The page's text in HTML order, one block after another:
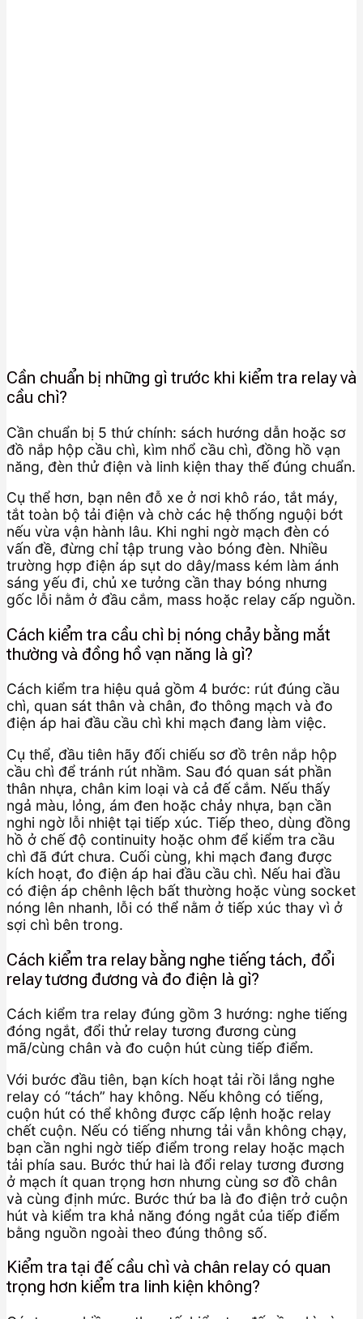
Cần chuẩn bị những gì trước khi kiểm tra relay và
cầu chì?
Cần chuẩn bị 5 thứ chính: sách hướng dẫn hoặc sơ
đồ nắp hộp cầu chì, kìm nhổ cầu chì, đồng hồ vạn
năng, đèn thử điện và linh kiện thay thế đúng chuẩn.
Cụ thể hơn, bạn nên đỗ xe ở nơi khô ráo, tắt máy,
tắt toàn bộ tải điện và chờ các hệ thống nguội bớt
nếu vừa vận hành lâu. Khi nghi ngờ mạch đèn có
vấn đề, đừng chỉ tập trung vào bóng đèn. Nhiều
trường hợp điện áp sụt do dây/mass kém làm ánh
sáng yếu đi, chủ xe tưởng cần thay bóng nhưng
gốc lỗi nằm ở đầu cắm, mass hoặc relay cấp nguồn.
Cách kiểm tra cầu chì bị nóng chảy bằng mắt
thường và đồng hồ vạn năng là gì?
Cách kiểm tra hiệu quả gồm 4 bước: rút đúng cầu
chì, quan sát thân và chân, đo thông mạch và đo
điện áp hai đầu cầu chì khi mạch đang làm việc.
Cụ thể, đầu tiên hãy đối chiếu sơ đồ trên nắp hộp
cầu chì để tránh rút nhầm. Sau đó quan sát phần
thân nhựa, chân kim loại và cả đế cắm. Nếu thấy
ngả màu, lỏng, ám đen hoặc chảy nhựa, bạn cần
nghi ngờ lỗi nhiệt tại tiếp xúc. Tiếp theo, dùng đồng
hồ ở chế độ continuity hoặc ohm để kiểm tra cầu
chì đã đứt chưa. Cuối cùng, khi mạch đang được
kích hoạt, đo điện áp hai đầu cầu chì. Nếu hai đầu
có điện áp chênh lệch bất thường hoặc vùng socket
nóng lên nhanh, lỗi có thể nằm ở tiếp xúc thay vì ở
sợi chì bên trong.
Cách kiểm tra relay bằng nghe tiếng tách, đổi
relay tương đương và đo điện là gì?
Cách kiểm tra relay đúng gồm 3 hướng: nghe tiếng
đóng ngắt, đổi thử relay tương đương cùng
mã/cùng chân và đo cuộn hút cùng tiếp điểm.
Với bước đầu tiên, bạn kích hoạt tải rồi lắng nghe
relay có “tách” hay không. Nếu không có tiếng,
cuộn hút có thể không được cấp lệnh hoặc relay
chết cuộn. Nếu có tiếng nhưng tải vẫn không chạy,
bạn cần nghi ngờ tiếp điểm trong relay hoặc mạch
tải phía sau. Bước thứ hai là đổi relay tương đương
ở mạch ít quan trọng hơn nhưng cùng sơ đồ chân
và cùng định mức. Bước thứ ba là đo điện trở cuộn
hút và kiểm tra khả năng đóng ngắt của tiếp điểm
bằng nguồn ngoài theo đúng thông số.
Kiểm tra tại đế cầu chì và chân relay có quan
trọng hơn kiểm tra linh kiện không?